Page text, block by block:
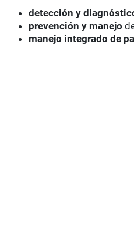
detección y
prevención y manejo
manejo integrado de